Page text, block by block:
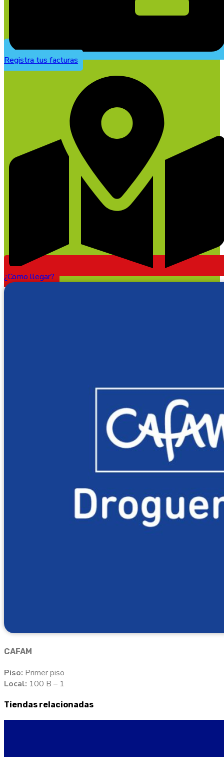
Registra tus facturas
¿Como llegar?
CAFAM
Piso: Primer piso
Local: 100 B – 1
Tiendas relacionadas